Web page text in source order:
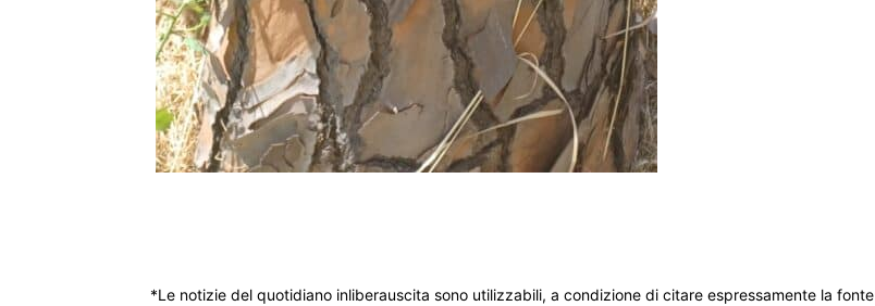
*Le notizie del quotidiano inliberauscita sono utilizzabili, a condizione di citare espressamente la fonte